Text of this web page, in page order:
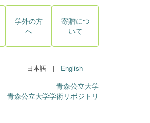
学外の方
へ
寄贈につ
いて
日本語 | English
青森公立大学
青森公立大学学術リポジトリ